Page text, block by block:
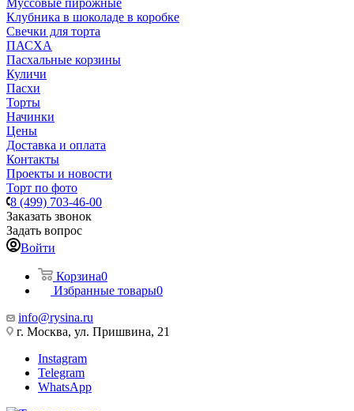
Муссовые пирожные
Клубника в шоколаде в коробке
Свечки для торта
ПАСХА
Пасхальные корзины
Куличи
Пасхи
Торты
Начинки
Цены
Доставка и оплата
Контакты
Проекты и новости
Торт по фото
8 (499) 703-46-00
Заказать звонок
Задать вопрос
Войти
Корзина0
Избранные товары0
info@rysina.ru
г. Москва, ул. Пришвина, 21
Instagram
Telegram
WhatsApp